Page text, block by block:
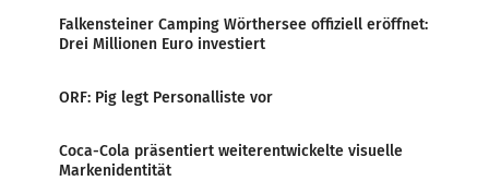
Falkensteiner Camping Wörthersee offiziell eröffnet:
Drei Millionen Euro investiert
ORF: Pig legt Personalliste vor
Coca-Cola präsentiert weiterentwickelte visuelle
Markenidentität